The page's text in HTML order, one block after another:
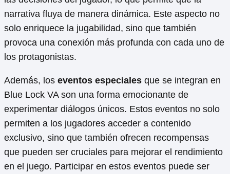
narrativa fluya de manera dinámica. Este aspecto no
solo enriquece la jugabilidad, sino que también
provoca una conexión más profunda con cada uno de
los protagonistas.
Además, los eventos especiales que se integran en
Blue Lock VA son una forma emocionante de
experimentar diálogos únicos. Estos eventos no solo
permiten a los jugadores acceder a contenido
exclusivo, sino que también ofrecen recompensas
que pueden ser cruciales para mejorar el rendimiento
en el juego. Participar en estos eventos puede ser